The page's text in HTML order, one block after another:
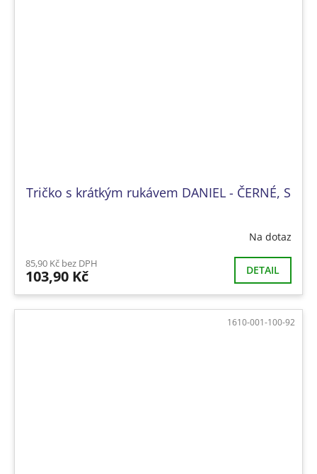
Tričko s krátkým rukávem DANIEL - ČERNÉ, S
Na dotaz
85,90 Kč bez DPH
103,90 Kč DETAIL
1610-001-100-92